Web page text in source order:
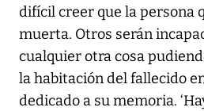
difícil creer que la persona
muerta. Otros serán
cualquier otra cosa
la habitación del fallecido
dedicado a su memoria.